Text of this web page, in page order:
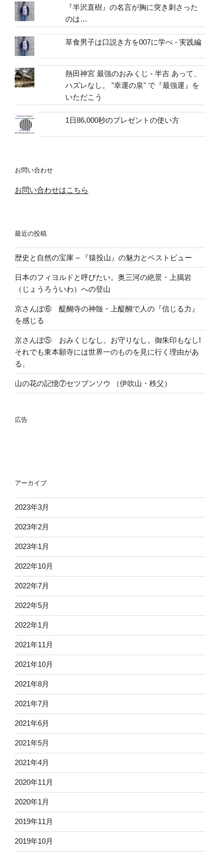
『半沢直樹』の名言が胸に突き刺さった
のは…
草食男子は口説き方を007に学べ - 実践編
熱田神宮 最強のおみくじ - 半吉 あって、
ハズレなし。 "幸運の泉" で『最強運』を
いただこう
1日86,000秒のプレゼントの使い方
お問い合わせ
お問い合わせはこちら
最近の投稿
歴史と自然の宝庫 – 『猿投山』の魅力とベストビュー
日本のフィヨルドと呼びたい。奥三河の絶景・上臈岩
（じょうろういわ）への登山
京さんぽ⑥ 醍醐寺の神髄・上醍醐で人の『信じる力』
を感じる
京さんぽ⑤ おみくじなし。お守りなし。御朱印もなし!
それでも東本願寺には世界一のものを見に行く理由があ
る。
山の花の記憶⑦セツブンソウ （伊吹山・秩父）
広告
アーカイブ
2023年3月
2023年2月
2023年1月
2022年10月
2022年7月
2022年5月
2022年1月
2021年11月
2021年10月
2021年8月
2021年7月
2021年6月
2021年5月
2021年4月
2020年11月
2020年1月
2019年11月
2019年10月